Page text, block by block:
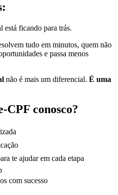
ficando para trás.
tudo em minutos, quem não
e passa menos
não é mais um diferencial. É uma
CPF conosco?
te ajudar em cada etapa
com sucesso